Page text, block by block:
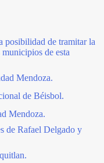
posibilidad de tramitar la
de esta
Mendoza.
de Béisbol.
Mendoza.
de Rafael Delgado y